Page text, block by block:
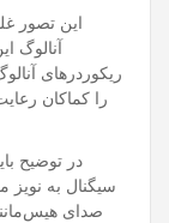
این تصور
آنالوگ
را کماکان
در توضیح
سیگنال به
صدای